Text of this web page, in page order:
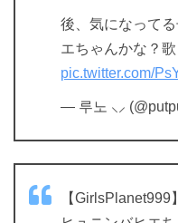
後、気になって
エちゃんかな？歌
pic.twitter.com/
— 루노 ⸜︎⸝‍
【GirlsPlanet999】